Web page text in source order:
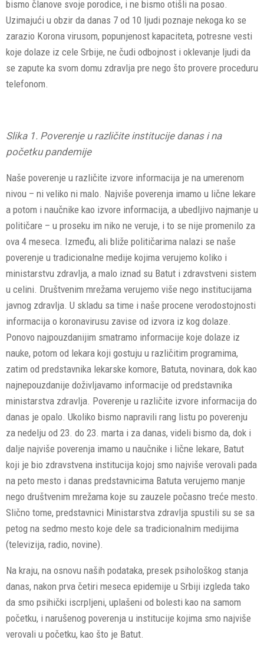
bismo članove svoje porodice, i ne bismo otišli na posao.
Uzimajući u obzir da danas 7 od 10 ljudi poznaje nekoga ko se
zarazio Korona virusom, popunjenost kapaciteta, potresne vesti
koje dolaze iz cele Srbije, ne čudi odbojnost i oklevanje ljudi da
se zapute ka svom domu zdravlja pre nego što provere proceduru
telefonom.
Slika 1. Poverenje u različite institucije danas i na
početku pandemije
Naše poverenje u različite izvore informacija je na umerenom
nivou – ni veliko ni malo. Najviše poverenja imamo u lične lekare
a potom i naučnike kao izvore informacija, a ubedljivo najmanje u
političare – u proseku im niko ne veruje, i to se nije promenilo za
ova 4 meseca. Između, ali bliže političarima nalazi se naše
poverenje u tradicionalne medije kojima verujemo koliko i
ministarstvu zdravlja, a malo iznad su Batut i zdravstveni sistem
u celini. Društvenim mrežama verujemo više nego institucijama
javnog zdravlja. U skladu sa time i naše procene verodostojnosti
informacija o koronavirusu zavise od izvora iz kog dolaze.
Ponovo najpouzdanijim smatramo informacije koje dolaze iz
nauke, potom od lekara koji gostuju u različitim programima,
zatim od predstavnika lekarske komore, Batuta, novinara, dok kao
najnepouzdanije doživljavamo informacije od predstavnika
ministarstva zdravlja. Poverenje u različite izvore informacija do
danas je opalo. Ukoliko bismo napravili rang listu po poverenju
za nedelju od 23. do 23. marta i za danas, videli bismo da, dok i
dalje najviše poverenja imamo u naučnike i lične lekare, Batut
koji je bio zdravstvena institucija kojoj smo najviše verovali pada
na peto mesto i danas predstavnicima Batuta verujemo manje
nego društvenim mrežama koje su zauzele počasno treće mesto.
Slično tome, predstavnici Ministarstva zdravlja spustili su se sa
petog na sedmo mesto koje dele sa tradicionalnim medijima
(televizija, radio, novine).
Na kraju, na osnovu naših podataka, presek psihološkog stanja
danas, nakon prva četiri meseca epidemije u Srbiji izgleda tako
da smo psihički iscrpljeni, uplašeni od bolesti kao na samom
početku, i narušenog poverenja u institucije kojima smo najviše
verovali u početku, kao što je Batut.